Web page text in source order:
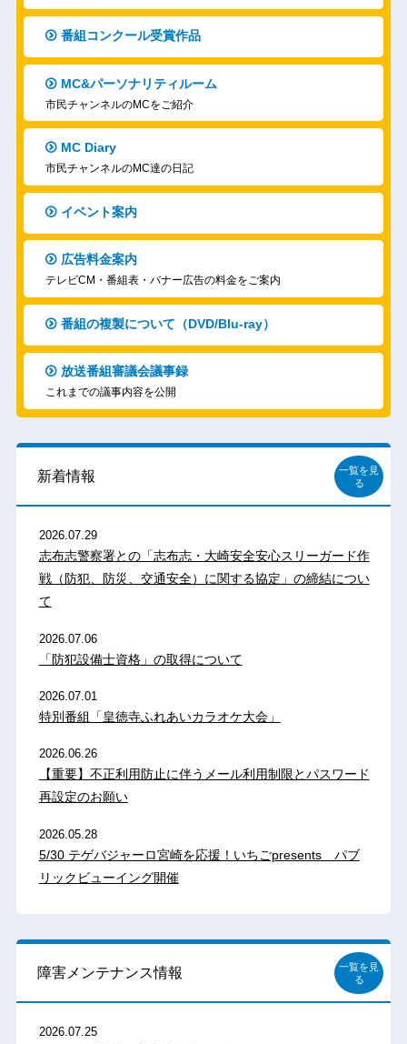
番組コンクール受賞作品
MC&パーソナリティルーム
市民チャンネルのMCをご紹介
MC Diary
市民チャンネルのMC達の日記
イベント案内
広告料金案内
テレビCM・番組表・バナー広告の料金をご案内
番組の複製について（DVD/Blu-ray）
放送番組審議会議事録
これまでの議事内容を公開
新着情報
一覧を見
る
2026.07.29
志布志警察署との「志布志・大崎安全安心スリーガード作
戦（防犯、防災、交通安全）に関する協定」の締結につい
て
2026.07.06
「防犯設備士資格」の取得について
2026.07.01
特別番組「皇徳寺ふれあいカラオケ大会」
2026.06.26
【重要】不正利用防止に伴うメール利用制限とパスワード
再設定のお願い
2026.05.28
5/30 テゲバジャーロ宮崎を応援！いちごpresents パブ
リックビューイング開催
障害メンテナンス情報
一覧を見
る
2026.07.25